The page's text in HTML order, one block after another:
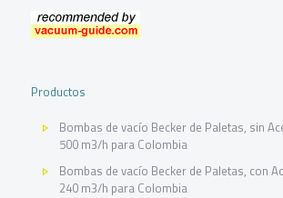
Productos
Bombas de vacío Becker de Paletas, sin
500 m3/h para Colombia
Bombas de vacío Becker de Paletas, con
240 m3/h para Colombia